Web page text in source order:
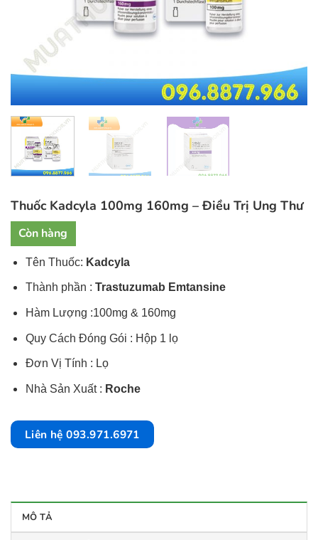
Thuốc Kadcyla 100mg 160mg – Điều Trị Ung Thư
Còn hàng
Tên Thuốc: Kadcyla
Thành phần : Trastuzumab Emtansine
Hàm Lượng :100mg & 160mg
Quy Cách Đóng Gói : Hộp 1 lọ
Đơn Vị Tính : Lọ
Nhà Sản Xuất : Roche
Liên hệ 093.971.6971
MÔ TẢ